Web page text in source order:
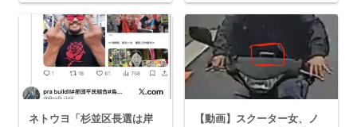
ネトウヨ「杉並区長選は岸
【動画】スクーター女、ノ